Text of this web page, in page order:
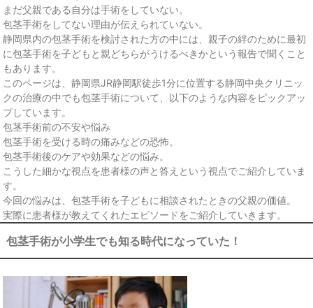
まだ父親である自分は手術をしていない。
包茎手術をしてない理由が伝えられていない。
静岡県内の包茎手術を検討された方の中には、親子の絆のために最初
に包茎手術を子どもと親どちらがうけるべきかという報告で聞くこと
もあります。
このページは、静岡県JR静岡駅徒歩1分に位置する静岡中央クリニッ
クの治療の中でも包茎手術について、以下のような内容をピックアッ
プしています。
包茎手術前の不安や悩み
包茎手術を受ける時の痛みなどの恐怖。
包茎手術後のケアや効果などの悩み。
こうした細かな視点を患者様の声と答えという視点でご紹介していま
す。
今回の悩みは、包茎手術を子どもに相談されたときの父親の価値。
実際に患者様が教えてくれたエピソードをご紹介していきます。
包茎手術が小学生でも知る時代になっていた！